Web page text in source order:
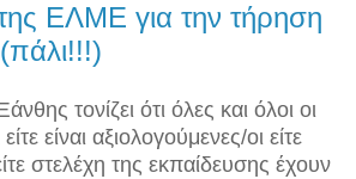
ΕΛΜΕ για την τήρηση
τονίζει ότι όλες και όλοι οι
είναι αξιολογούμενες/οι είτε
στελέχη της εκπαίδευσης έχουν